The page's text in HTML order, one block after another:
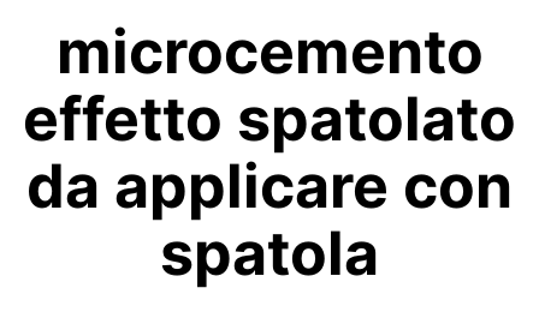
microcemento
effetto spatolato
da applicare con
spatola